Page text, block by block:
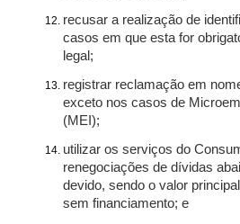
recusar a realização de
casos em que esta for
legal;
registrar reclamação em
exceto nos casos de
(MEI);
utilizar os serviços do
renegociações de dívidas
devido, sendo o valor
sem financiamento; e